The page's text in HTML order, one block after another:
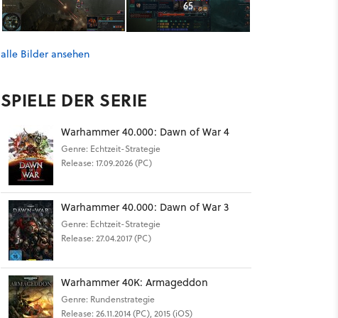
65
alle Bilder ansehen
SPIELE DER SERIE
Warhammer 40.000: Dawn of War 4
Genre: Echtzeit-Strategie
Release: 17.09.2026 (PC)
Warhammer 40.000: Dawn of War 3
Genre: Echtzeit-Strategie
Release: 27.04.2017 (PC)
Warhammer 40K: Armageddon
Genre: Rundenstrategie
Release: 26.11.2014 (PC), 2015 (iOS)